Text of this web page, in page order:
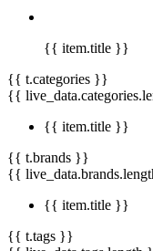
{{ item.title }}
{{ t.categories }}
{{
{{ item.title }}
{{ t.brands }}
{{
{{ item.title }}
{{ t.tags }}